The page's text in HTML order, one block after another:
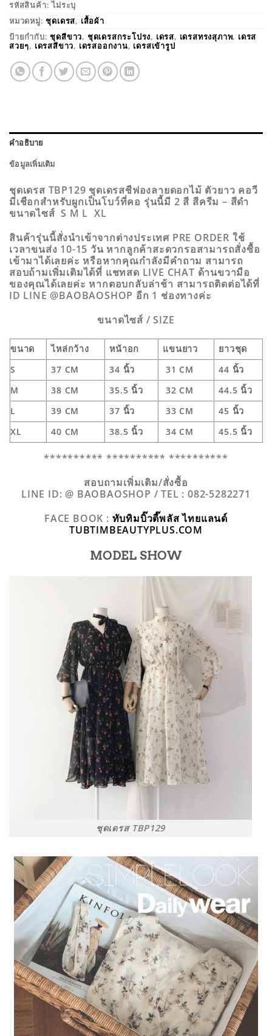
รหัสสินค้า:ไม่ระบุ
หมวดหมู่:ชุดเดรส, เสื้อผ้า
ป้ายกำกับ:ชุดสีขาว, ชุดเดรสกระโปรง, เดรส, เดรสทรงสุภาพ, เดรส
สวยๆ, เดรสสีขาว, เดรสออกงาน, เดรสเข้ารูป
คำอธิบาย
ข้อมูลเพิ่มเติม
ชุดเดรส TBP129 ชุดเดรสชีฟองลายดอกไม้ ตัวยาว คอวี
มีเชือกสำหรับผูกเป็นโบว์ที่คอ รุ่นนี้มี 2 สี สีครีม – สีดำ
ขนาดไซส์ S M L XL
สินค้ารุ่นนี้สั่งนำเข้าจากต่างประเทศ PRE ORDER ใช้
เวลาขนส่ง 10-15 วัน หากลูกค้าสะดวกรอสามารถสั่งซื้อ
เข้ามาได้เลยค่ะ หรือหากคุณกำลังมีคำถาม สามารถ
สอบถ้ามเพิ่มเติมได้ที่ แชทสด LIVE CHAT ด้านขวามือ
ของคุณได้เลยค่ะ หากตอบกลับล่าช้า สามารถติดต่อได้ที่
ID LINE @BAOBAOSHOP อีก 1 ช่องทางค่ะ
ขนาดไซส์ / SIZE
ขนาด ไหล่กว้าง หน้าอก แขนยาว
ยาวชุด
S
37 CM 34 นิ้ว 31 CM
44 นิ้ว
M
38 CM 35.5 นิ้ว 32 CM
44.5 นิ้ว
L
39 CM 37 นิ้ว 33 CM
45 นิ้ว
XL
40 CM 38.5 นิ้ว 34 CM 45.5 นิ้ว
********** ********** **********
สอบถามเพิ่มเติม/สั่งซื้อ
LINE ID: @ BAOBAOSHOP / TEL : 082-5282271
FACE BOOK : ทับทิมบิ๊วตี๊พลัส ไทยแลนด์
TUBTIMBEAUTYPLUS.COM
MODEL SHOW
ชุดเดรส TBP129